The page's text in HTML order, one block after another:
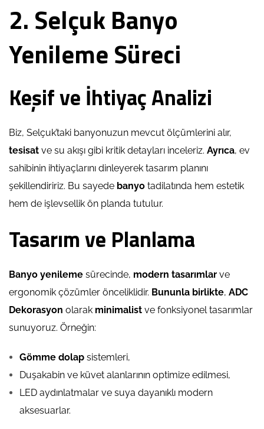
2. Selçuk Banyo
Yenileme Süreci
Keşif ve İhtiyaç Analizi
Biz, Selçuk’taki banyonuzun mevcut ölçümlerini alır,
tesisat ve su akışı gibi kritik detayları inceleriz. Ayrıca, ev
sahibinin ihtiyaçlarını dinleyerek tasarım planını
şekillendiririz. Bu sayede banyo tadilatında hem estetik
hem de işlevsellik ön planda tutulur.
Tasarım ve Planlama
Banyo yenileme sürecinde, modern tasarımlar ve
ergonomik çözümler önceliklidir. Bununla birlikte, ADC
Dekorasyon olarak minimalist ve fonksiyonel tasarımlar
sunuyoruz. Örneğin:
Gömme dolap sistemleri,
Duşakabin ve küvet alanlarının optimize edilmesi,
LED aydınlatmalar ve suya dayanıklı modern
aksesuarlar.